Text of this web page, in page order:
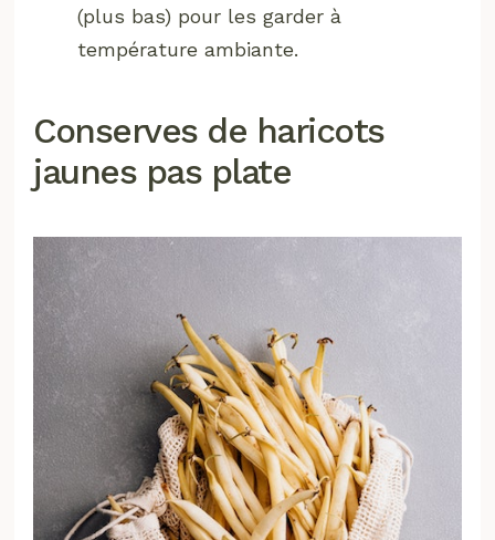
(plus bas) pour les garder à
température ambiante.
Conserves de haricots
jaunes pas plate